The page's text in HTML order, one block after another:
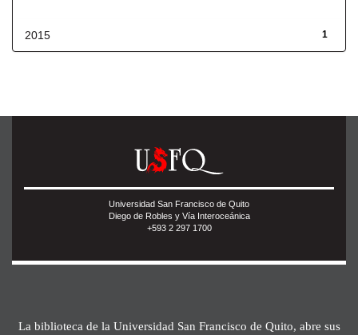
1
2015
Universidad San Francisco de Quito
Diego de Robles y Vía Interoceánica
+593 2 297 1700
La biblioteca de la Universidad San Francisco de Quito, abre sus